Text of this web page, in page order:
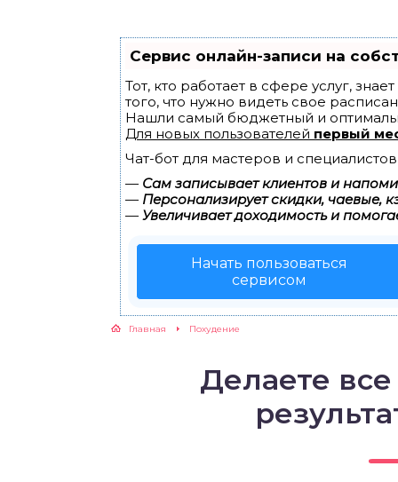
Сервис онлайн-записи на
Тот, кто работает в сфере услуг,
того, что нужно видеть свое
Нашли самый бюджетный и
Для новых пользователей первый
Чат-бот для мастеров и
— Сам записывает клиентов и
— Персонализирует скидки, чаевые,
— Увеличивает доходимость и
Начать пользоваться
сервисом
Главная Похудение
Делаете все
ПЕРВОГО